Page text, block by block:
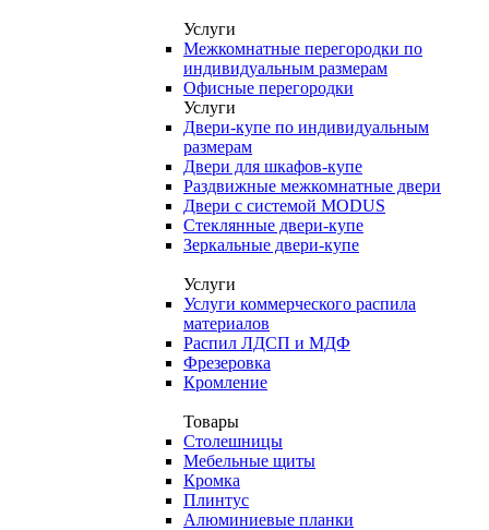
Услуги
Межкомнатные перегородки по
индивидуальным размерам
Офисные перегородки
Услуги
Двери-купе по индивидуальным
размерам
Двери для шкафов-купе
Раздвижные межкомнатные двери
Двери с системой MODUS
Стеклянные двери-купе
Зеркальные двери-купе
Услуги
Услуги коммерческого распила
материалов
Распил ЛДСП и МДФ
Фрезеровка
Кромление
Товары
Столешницы
Мебельные щиты
Кромка
Плинтус
Алюминиевые планки